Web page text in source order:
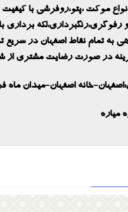
خانه اصفهان-میدان ماه فرخی -
میاره